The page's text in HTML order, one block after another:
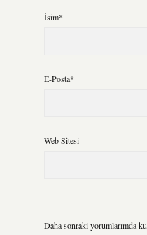
İsim*
E-Posta*
Web Sitesi
Daha sonraki yorumlarımda